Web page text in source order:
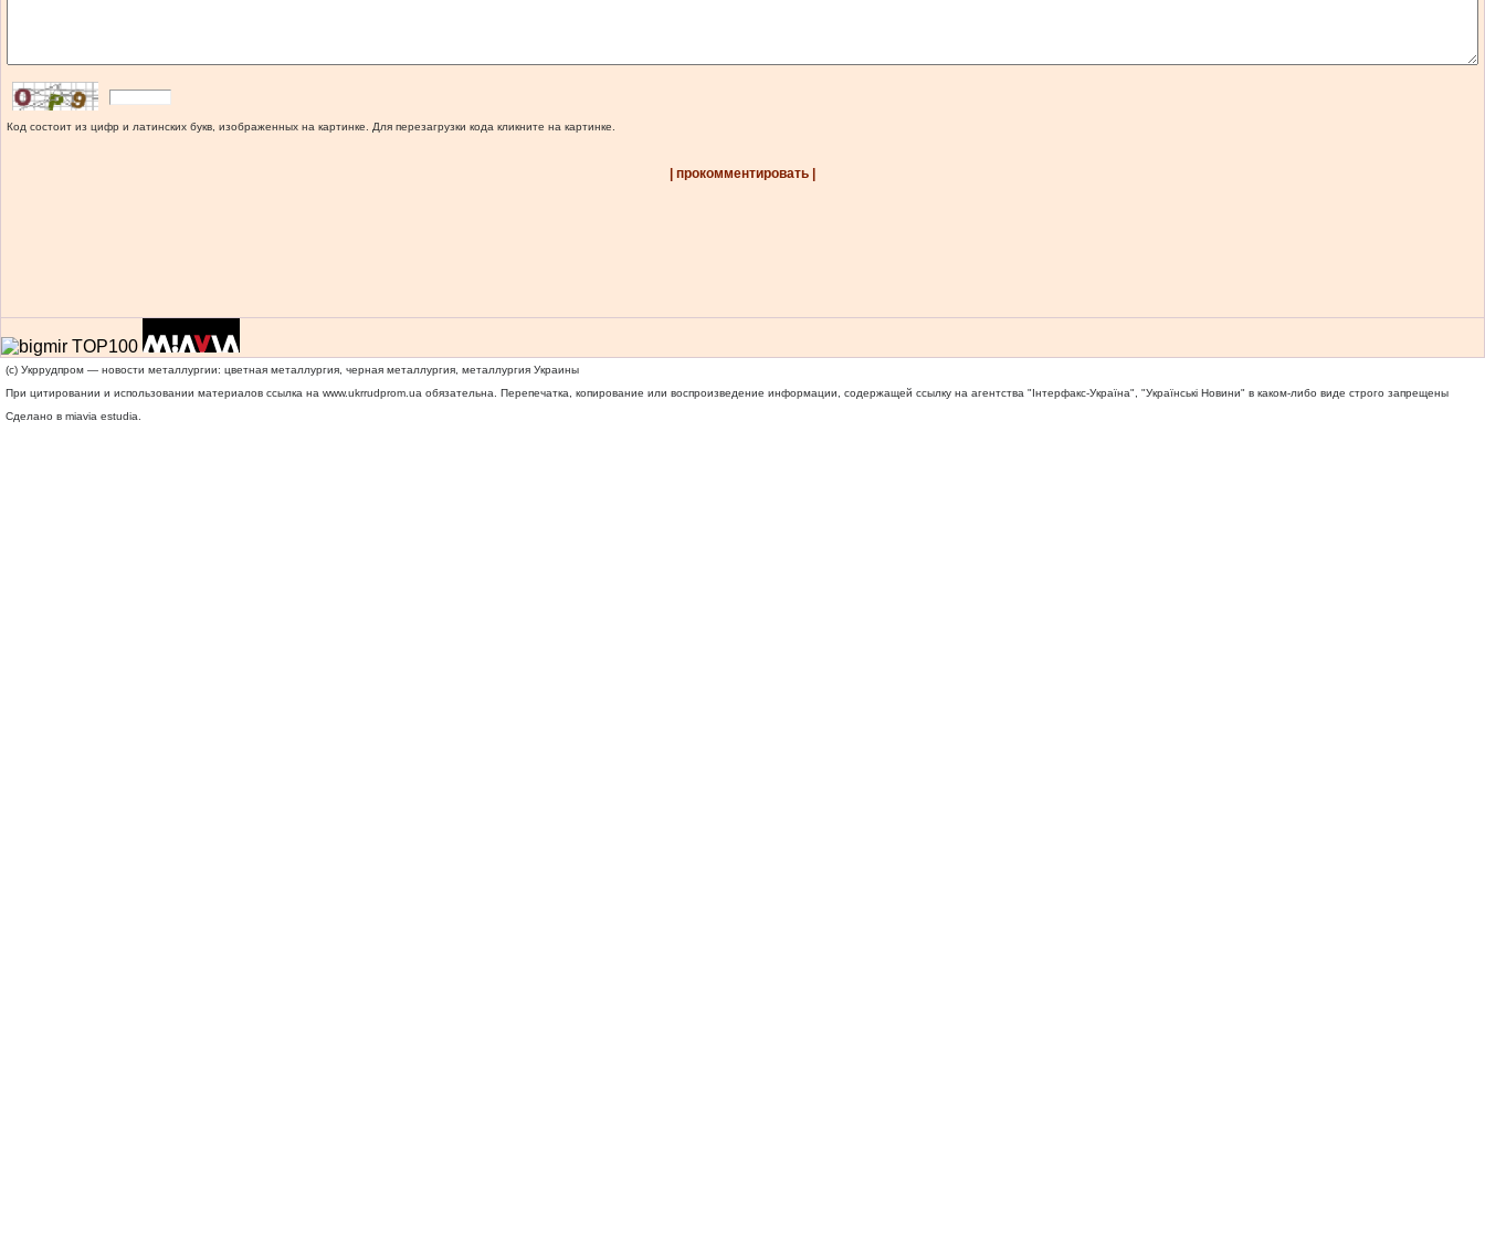
Код состоит из цифр и латинских букв, изображенных на картинке. Для перезагрузки кода кликните на картинке.
| прокомментировать |
(c) Укррудпром — новости металлургии: цветная металлургия, черная металлургия, металлургия Украины
При цитировании и использовании материалов ссылка на www.ukrrudprom.ua обязательна. Перепечатка, копирование или воспроизведение информации, содержащей ссылку на агентства "Iнтерфакс-Україна", "Українськi Новини" в каком-либо виде строго запрещены
Сделано в miavia estudia.